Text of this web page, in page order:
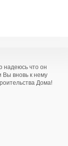
надеюсь что он
Вы вновь к нему
Дома!